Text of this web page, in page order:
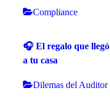
Compliance
🎧 El regalo que llegó
a tu casa
Dilemas del Auditor